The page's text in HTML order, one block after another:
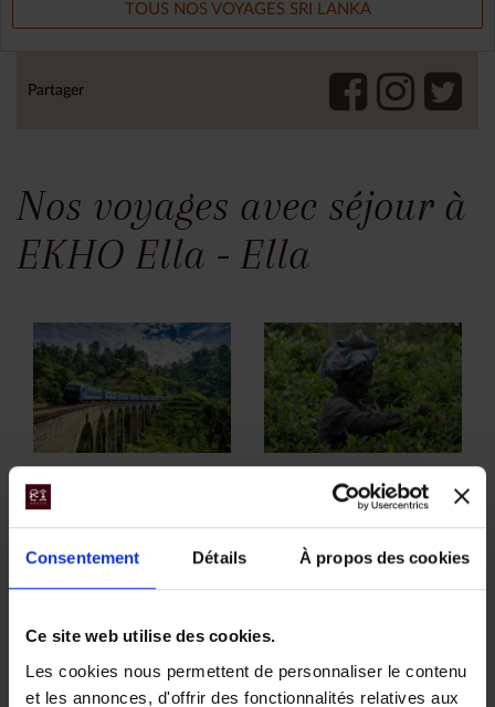
Consentement Détails À propos des cookies
Ce site web utilise des cookies.
Les cookies nous permettent de personnaliser le contenu
et les annonces, d'offrir des fonctionnalités relatives aux
TOUS NOS VOYAGES SRI LANKA
Partager
Nos voyages avec séjour à
EKHO Ella - Ella
Sri Lanka, la
perle de l’océan
Indien
joyaux et toute la beauté
travers un voyage qui
Voyage au pays
des thés et des
épices
senteurs de la perle de
bouddhistes, nature